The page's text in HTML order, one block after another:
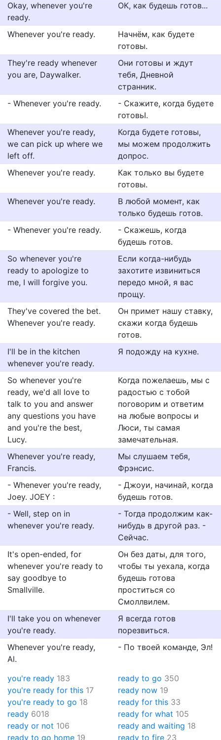
Okay, whenever you're
ready.
ОК, как будешь готов...
Whenever you're ready.
Начнём, как будете
готовы.
They're ready whenever
you are, Daywalker.
Они готовы и ждут
тебя, Дневной
странник.
- Whenever you're ready.
- Скажите, когда будете
готовьI.
Whenever you're ready,
we can pick up where we
left off.
Когда будете готовы,
мы можем продолжить
допрос.
Whenever you're ready.
Как только вы будете
готовы.
Whenever you're ready.
В любой момент, как
только будешь готов.
- Whenever you're ready.
- Скажешь, когда
будешь готов.
So whenever you're
ready to apologize to
me, I will forgive you.
Если когда-нибудь
захотите извиниться
передо мной, я вас
прощу.
They've covered the bet.
Whenever you're ready.
Он примет нашу ставку,
скажи когда будешь
готов.
I'll be in the kitchen
whenever you're ready.
Я подожду на кухне.
So whenever you're
ready, we'd all love to
talk to you and answer
any questions you have
and you're the best,
Lucy.
Когда пожелаешь, мы с
радостью с тобой
поговорим и ответим
на любые вопросы и
Люси, ты самая
замечательная.
Whenever you're ready,
Francis.
Мы слушаем тебя,
Фрэнсис.
- Whenever you're ready,
Joey. JOEY :
- Джоуи, начинай, когда
будешь готов.
- Well, step on in
whenever you're ready.
- Тогда продолжим как-
нибудь в другой раз. -
Сейчас.
It's open-ended, for
whenever you're ready to
say goodbye to
Smallville.
Он без даты, для того,
чтобы ты уехала, когда
будешь готова
проститься со
Смоллвилем.
I'll take you on whenever
you're ready.
Я всегда готов
порезвиться.
Whenever you're ready,
Al.
- По твоей команде, Эл!
you're ready 183
you're ready for this 17
you're ready to go 18
ready 6018
ready or not 106
ready to go home 19
ready to go 350
ready now 19
ready for this 33
ready for what 105
ready and waiting 18
ready to fire 23